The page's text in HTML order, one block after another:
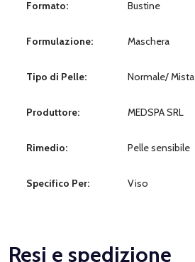
Formato: Bustine
Formulazione: Maschera
Tipo di Pelle: Normale/ Mista
Produttore: MEDSPA SRL
Rimedio: Pelle sensibile
Specifico Per: Viso
Resi e spedizione